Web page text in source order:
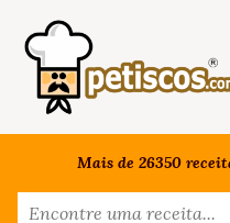
Mais de 26350